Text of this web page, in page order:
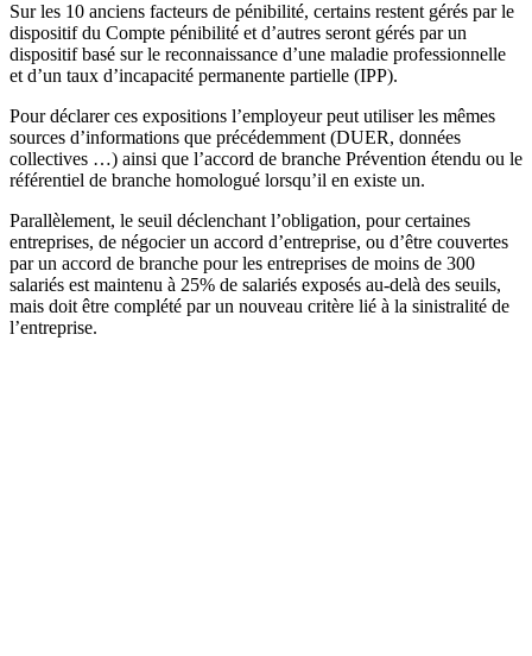
Sur les 10 anciens facteurs de pénibilité, certains restent gérés par le
dispositif du Compte pénibilité et d’autres seront gérés par un
dispositif basé sur le reconnaissance d’une maladie professionnelle
et d’un taux d’incapacité permanente partielle (IPP).
Pour déclarer ces expositions l’employeur peut utiliser les mêmes
sources d’informations que précédemment (DUER, données
collectives …) ainsi que l’accord de branche Prévention étendu ou le
référentiel de branche homologué lorsqu’il en existe un.
Parallèlement, le seuil déclenchant l’obligation, pour certaines
entreprises, de négocier un accord d’entreprise, ou d’être couvertes
par un accord de branche pour les entreprises de moins de 300
salariés est maintenu à 25% de salariés exposés au-delà des seuils,
mais doit être complété par un nouveau critère lié à la sinistralité de
l’entreprise.